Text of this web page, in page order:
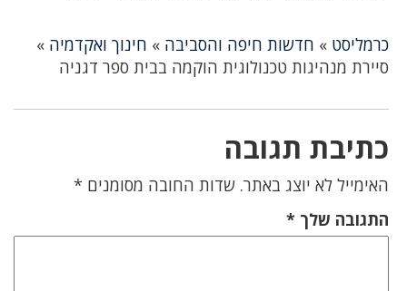
כרמליסט » חדשות חיפה והסביבה » חינוך ואקדמיה »
סיירת מנהיגות טכנולוגית הוקמה בבית ספר דגניה
כתיבת תגובה
האימייל לא יוצג באתר. שדות החובה מסומנים *
התגובה שלך *